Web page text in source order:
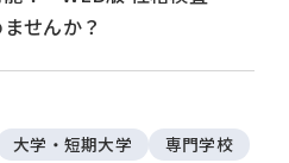
せんか？
大学・短期大学 専門学校